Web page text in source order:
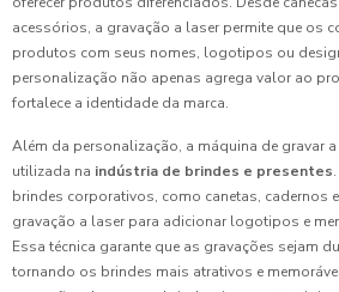
acessórios, a gravação a laser permite que os
produtos com seus nomes, logotipos ou
personalização não apenas agrega valor ao
fortalece a identidade da marca.
Além da personalização, a máquina de gravar
utilizada na indústria de brindes e presentes
brindes corporativos, como canetas, cadernos
gravação a laser para adicionar logotipos e
Essa técnica garante que as gravações sejam
tornando os brindes mais atrativos e